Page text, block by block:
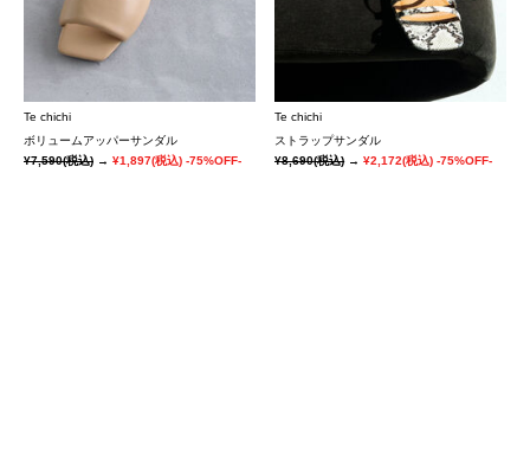
Te chichi
ボリュームアッパーサンダル
¥7,590(税込) → ¥1,897(税込) -75%OFF-
Te chichi
ストラップサンダル
¥8,690(税込)→¥2,172(税込) -75%OFF-